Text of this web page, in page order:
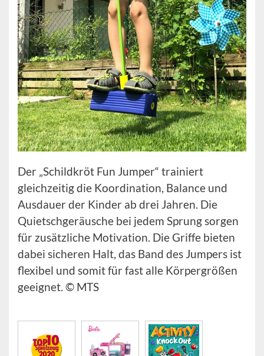
Der „Schildkröt Fun Jumper“ trainiert
gleichzeitig die Koordination, Balance und
Ausdauer der Kinder ab drei Jahren. Die
Quietschgeräusche bei jedem Sprung sorgen
für zusätzliche Motivation. Die Griffe bieten
dabei sicheren Halt, das Band des Jumpers ist
flexibel und somit für fast alle Körpergrößen
geeignet. © MTS